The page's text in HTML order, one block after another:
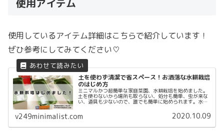
使用アイテム
使用しているアイテム詳細はこちらで紹介しています！
ぜひ参考にしてみてください♡
土を使わず清潔で省スペース！お洒落な水耕栽培
のはじめ方
ミニマルかつ超簡単な家庭菜園、水耕栽培を始めました。
土を使わないから場所も取らない、処分も簡単、虫が来な
い、道具も少ないので、誰でも簡単に始められます。水耕
問にお答えします。ぜひ参考にしてみてください♡
v249minimalist.com 2020.10.09